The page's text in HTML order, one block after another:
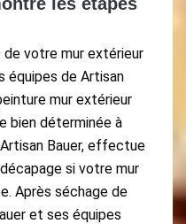
de votre mur extérieur
équipes de Artisan
mur extérieur
bien déterminée à
Bauer, effectue
si votre mur
Après séchage de
et ses équipes